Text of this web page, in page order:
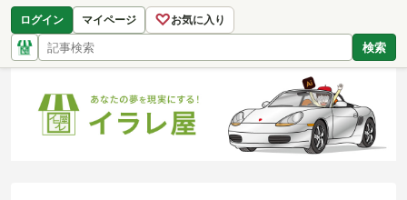
ログイン マイページ ♡お気に入り
検索